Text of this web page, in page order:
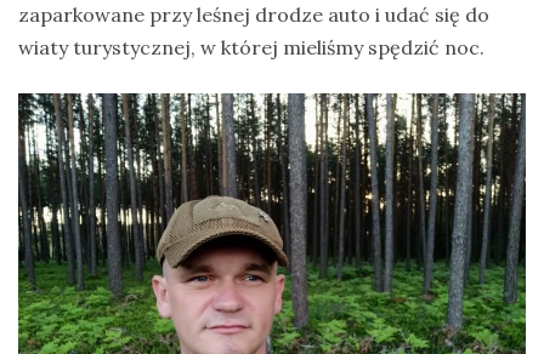
zaparkowane przy leśnej drodze auto i udać się do
wiaty turystycznej, w której mieliśmy spędzić noc.